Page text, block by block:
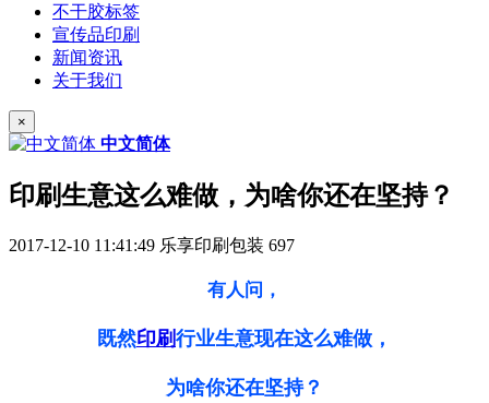
不干胶标签
宣传品印刷
新闻资讯
关于我们
×
中文简体
印刷生意这么难做，为啥你还在坚持？
2017-12-10 11:41:49 乐享印刷包装 697
有人问，
既然印刷行业生意现在这么难做，
为啥你还在坚持？